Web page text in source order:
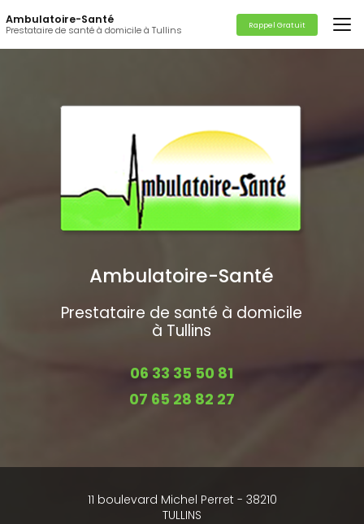
au
contenu
principal
Ambulatoire-Santé
Prestataire de santé à domicile à Tullins Rappel Gratuit
Ambulatoire-Santé
Prestataire de santé à domicile
à Tullins
06 33 35 50 81
07 65 28 82 27
11 boulevard Michel Perret - 38210
TULLINS